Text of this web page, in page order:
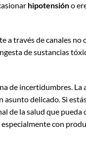
hipotensióno
a través de canales no
de sustancias
de incertidumbres. La
asunto delicado. Si
de la salud que
con